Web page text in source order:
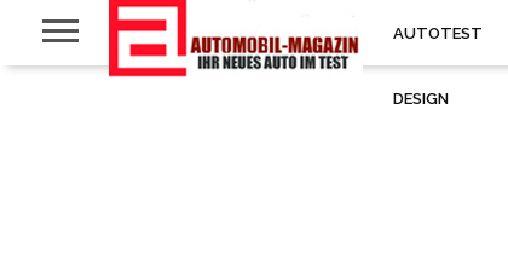
AUTOTEST
DESIGN